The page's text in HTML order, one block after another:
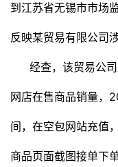
到江苏省无锡市市场
反映某贸易有限公司
经查，该贸易公
网店在售商品销量，
间，在空包网站充值
商品页面截图接单下